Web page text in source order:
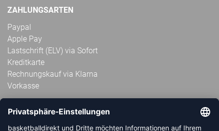
ZAHLUNGSARTEN
Paypal
Apple Pay
Lastschrift (ELV) via Sofort
Kreditkarte
Rechnungskauf via Klarna
Vorkasse
ABONNIERE JETZT DEN KOSTENLOSEN